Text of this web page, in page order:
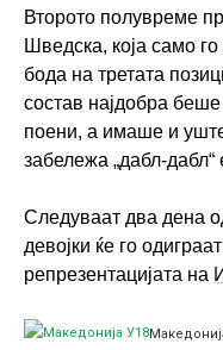
Второто полувреме
Шведска, која само
бода на третата
состав најдобра
поени, а имаше и
забележа „дабл-дабл“
Следуваат два дена
девојки ќе го
репрезентацијата на